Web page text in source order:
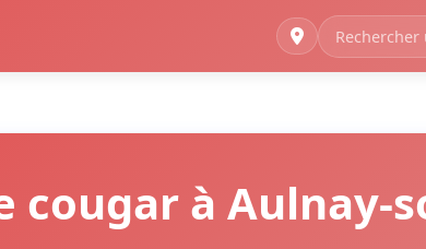
cougar à Aulnay-